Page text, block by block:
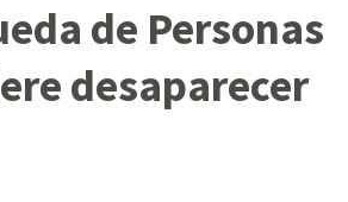
de Personas
desaparecer